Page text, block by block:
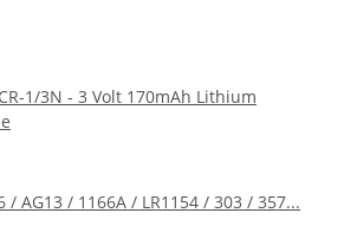
1/3N - 3 Volt 170mAh Lithium